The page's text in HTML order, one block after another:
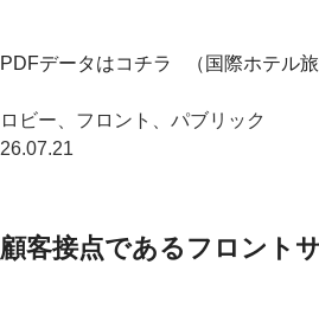
PDFデータはコチラ （国際ホテル
ロビー、フロント、パブリック
26.07.21
顧客接点であるフロント